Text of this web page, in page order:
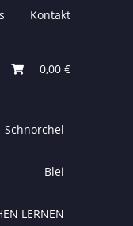
Kontakt
0,00 €
Schnorchel
Blei
LERNEN